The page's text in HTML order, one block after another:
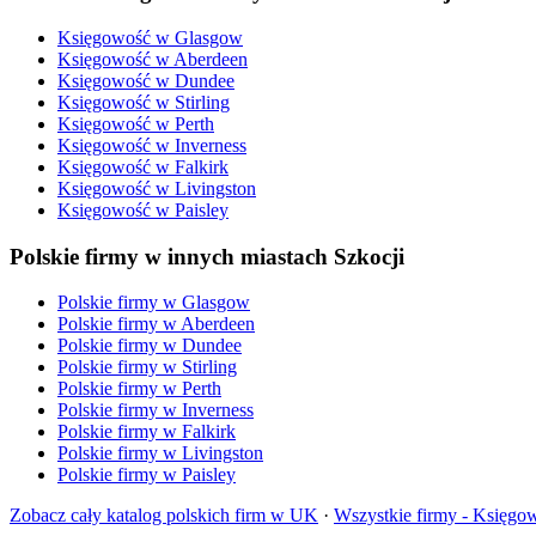
Księgowość w Glasgow
Księgowość w Aberdeen
Księgowość w Dundee
Księgowość w Stirling
Księgowość w Perth
Księgowość w Inverness
Księgowość w Falkirk
Księgowość w Livingston
Księgowość w Paisley
Polskie firmy w innych miastach Szkocji
Polskie firmy w Glasgow
Polskie firmy w Aberdeen
Polskie firmy w Dundee
Polskie firmy w Stirling
Polskie firmy w Perth
Polskie firmy w Inverness
Polskie firmy w Falkirk
Polskie firmy w Livingston
Polskie firmy w Paisley
Zobacz cały katalog polskich firm w UK · Wszystkie firmy -